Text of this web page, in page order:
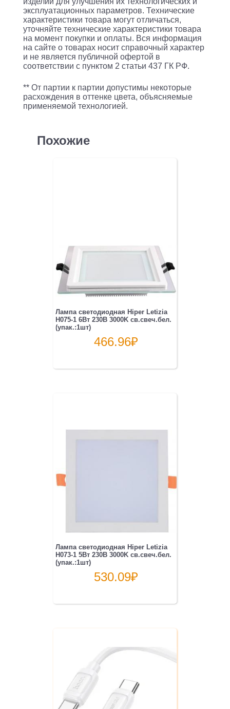
эксплуатационных параметров. Технические
характеристики товара могут отличаться,
уточняйте технические характеристики товара
на момент покупки и оплаты. Вся информация
на сайте о товарах носит справочный характер
и не является публичной офертой в
соответствии с пунктом 2 статьи 437 ГК РФ.
** От партии к партии допустимы некоторые
расхождения в оттенке цвета, объясняемые
применяемой технологией.
Похожие
Лампа светодиодная Hiper Letizia
H075-1 6Вт 230B 3000K св.свеч.бел.
(упак.:1шт)
466.96₽
Лампа светодиодная Hiper Letizia
H073-1 5Вт 230B 3000K св.свеч.бел.
(упак.:1шт)
530.09₽